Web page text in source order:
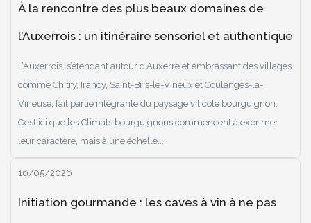
À la rencontre des plus beaux domaines de
l’Auxerrois : un itinéraire sensoriel et authentique
L’Auxerrois, s’étendant autour d’Auxerre et embrassant des villages
comme Chitry, Irancy, Saint-Bris-le-Vineux et Coulanges-la-
Vineuse, fait partie intégrante du paysage viticole bourguignon.
C’est ici que les Climats bourguignons commencent à exprimer
leur caractère, mais à une échelle...
16/05/2026
Initiation gourmande : les caves à vin à ne pas